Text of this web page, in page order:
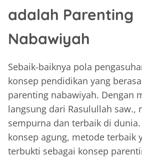
adalah Parenting
Nabawiyah
Sebaik-baiknya pola
konsep pendidikan yang
parenting nabawiyah. Dengan
langsung dari Rasulullah saw.,
sempurna dan terbaik di
konsep agung, metode terbaik
terbukti sebagai konsep